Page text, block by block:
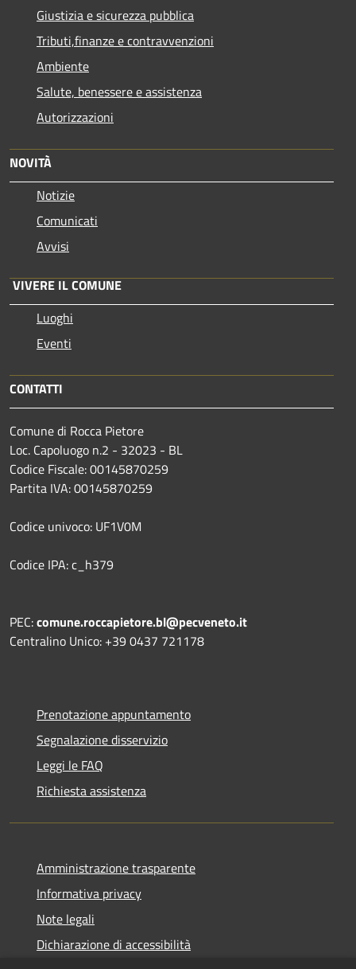
Giustizia e sicurezza pubblica
Tributi,finanze e contravvenzioni
Ambiente
Salute, benessere e assistenza
Autorizzazioni
NOVITÀ
Notizie
Comunicati
Avvisi
VIVERE IL COMUNE
Luoghi
Eventi
CONTATTI
Comune di Rocca Pietore
Loc. Capoluogo n.2 - 32023 - BL
Codice Fiscale: 00145870259
Partita IVA: 00145870259
Codice univoco: UF1V0M
Codice IPA: c_h379
PEC:comune.roccapietore.bl@pecveneto.it
Centralino Unico: +39 0437 721178
Prenotazione appuntamento
Segnalazione disservizio
Leggi le FAQ
Richiesta assistenza
Amministrazione trasparente
Informativa privacy
Note legali
Dichiarazione di accessibilità